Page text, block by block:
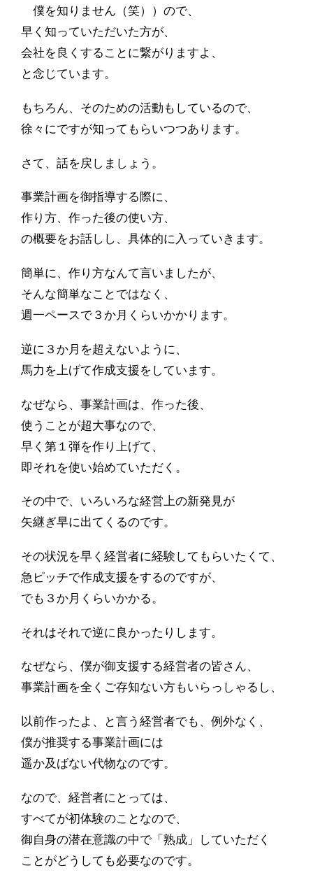
僕を知りません（笑））ので、
早く知っていただいた方が、
会社を良くすることに繋がりますよ、
と念じています。
もちろん、そのための活動もしているので、
徐々にですが知ってもらいつつあります。
さて、話を戻しましょう。
事業計画を御指導する際に、
作り方、作った後の使い方、
の概要をお話しし、具体的に入っていきます。
簡単に、作り方なんて言いましたが、
そんな簡単なことではなく、
週一ペースで３か月くらいかかります。
逆に３か月を超えないように、
馬力を上げて作成支援をしています。
なぜなら、事業計画は、作った後、
使うことが超大事なので、
早く第１弾を作り上げて、
即それを使い始めていただく。
その中で、いろいろな経営上の新発見が
矢継ぎ早に出てくるのです。
その状況を早く経営者に経験してもらいたくて、
急ピッチで作成支援をするのですが、
でも３か月くらいかかる。
それはそれで逆に良かったりします。
なぜなら、僕が御支援する経営者の皆さん、
事業計画を全くご存知ない方もいらっしゃるし、
以前作ったよ、と言う経営者でも、例外なく、
僕が推奨する事業計画には
遥か及ばない代物なのです。
なので、経営者にとっては、
すべてが初体験のことなので、
御自身の潜在意識の中で「熟成」していただく
ことがどうしても必要なのです。